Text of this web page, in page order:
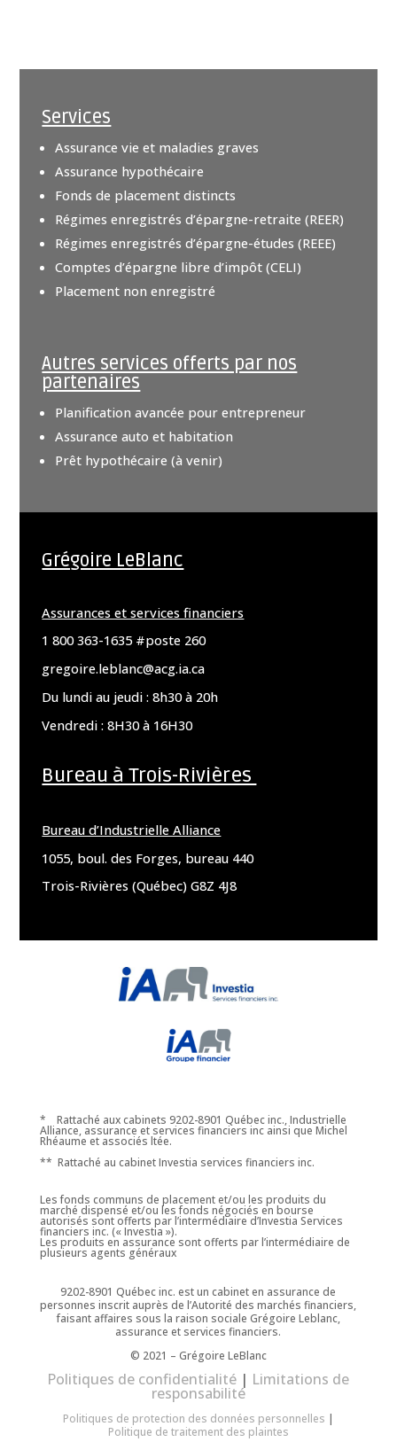
Services
Assurance vie et maladies graves
Assurance hypothécaire
Fonds de placement distincts
Régimes enregistrés d’épargne-retraite (REER)
Régimes enregistrés d’épargne-études (REEE)
Comptes d’épargne libre d’impôt (CELI)
Placement non enregistré
Autres services offerts par nos
partenaires
Planification avancée pour entrepreneur
Assurance auto et habitation
Prêt hypothécaire (à venir)
Grégoire LeBlanc
Assurances et services financiers
1 800 363-1635 #poste 260
gregoire.leblanc@acg.ia.ca
Du lundi au jeudi : 8h30 à 20h
Vendredi : 8H30 à 16H30
Bureau à Trois-Rivières
Bureau d’Industrielle Alliance
1055, boul. des Forges, bureau 440
Trois-Rivières (Québec) G8Z 4J8
* Rattaché aux cabinets 9202-8901 Québec inc., Industrielle
Alliance, assurance et services financiers inc ainsi que Michel
Rhéaume et associés ltée.
** Rattaché au cabinet Investia services financiers inc.
Les fonds communs de placement et/ou les produits du
marché dispensé et/ou les fonds négociés en bourse
autorisés sont offerts par l’intermédiaire d’Investia Services
financiers inc. (« Investia »).
Les produits en assurance sont offerts par l’intermédiaire de
plusieurs agents généraux
9202-8901 Québec inc. est un cabinet en assurance de
personnes inscrit auprès de l’Autorité des marchés financiers,
faisant affaires sous la raison sociale Grégoire Leblanc,
assurance et services financiers.
© 2021 – Grégoire LeBlanc
Politiques de confidentialité | Limitations de
responsabilité
Politiques de protection des données personnelles |
Politique de traitement des plaintes